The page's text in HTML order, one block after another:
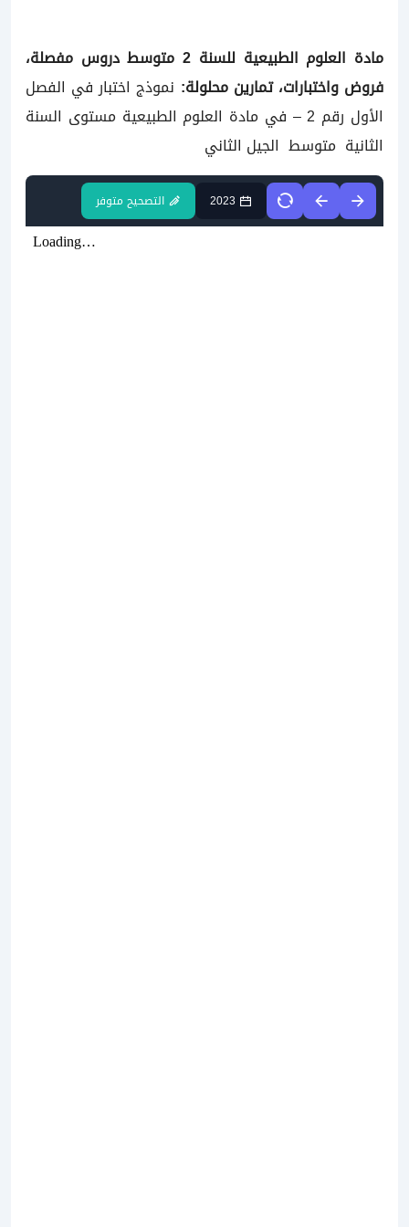
مادة العلوم الطبيعية للسنة
2 متوسط دروس مفصلة،
فروض واختبارات، تمارين محلولة: نموذج اختبار في الفصل
الأول رقم 2 – في مادة العلوم الطبيعية مستوى السنة
الثانية متوسط الجيل الثاني
2023 التصحيح متوفر